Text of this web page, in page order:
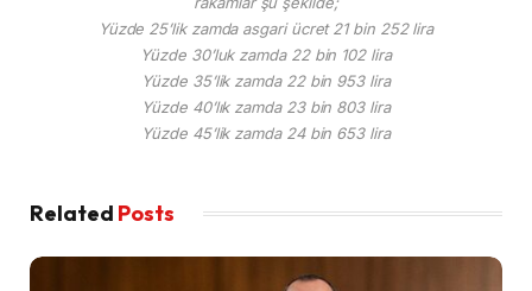
Yüzde 25’lik zamda asgari ücret 21 bin 252 lira
Yüzde 30’luk zamda 22 bin 102 lira
Yüzde 35’lik zamda 22 bin 953 lira
Yüzde 40’lık zamda 23 bin 803 lira
Yüzde 45’lik zamda 24 bin 653 lira
Related Posts